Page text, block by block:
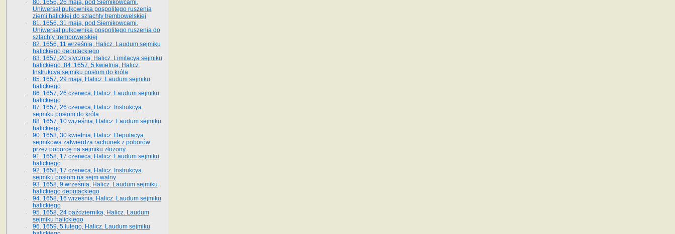
80. 1656, 26 maja, pod Siemikowcami.
Uniwersał pułkownika pospolitego ruszenia
ziemi halickiej do szlachty trembowelskiej
81. 1656, 31 maja, pod Siemikowcami.
Uniwersał pułkownika pospolitego ruszenia do
szlachty trembowelskiej
82. 1656, 11 września, Halicz. Laudum sejmiku
halickiego deputackiego
83. 1657, 20 stycznia, Halicz. Limitacya sejmiku
halickiego. 84. 1657, 5 kwietnia, Halicz.
Instrukcya sejmiku posłom do króla
85. 1657, 29 maja, Halicz. Laudum sejmiku
halickiego
86. 1657, 26 czerwca, Halicz. Laudum sejmiku
halickiego
87. 1657, 26 czerwca, Halicz. Instrukcya
sejmiku posłom do króla
88. 1657, 10 września, Halicz. Laudum sejmiku
halickiego
90. 1658, 30 kwietnia, Halicz. Deputacya
sejmikowa zatwierdza rachunek z poborów
przez poborcę na sejmiku złożony
91. 1658, 17 czerwca, Halicz. Laudum sejmiku
halickiego
92. 1658, 17 czerwca, Halicz. Instrukcya
sejmiku posłom na sejm walny
93. 1658, 9 września, Halicz. Laudum sejmiku
halickiego deputackiego
94. 1658, 16 września, Halicz. Laudum sejmiku
halickiego
95. 1658, 24 października, Halicz. Laudum
sejmiku halickiego
96. 1659, 5 lutego, Halicz. Laudum sejmiku